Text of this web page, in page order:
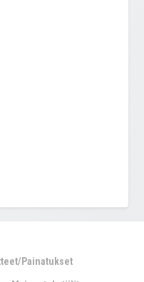
Painatukset